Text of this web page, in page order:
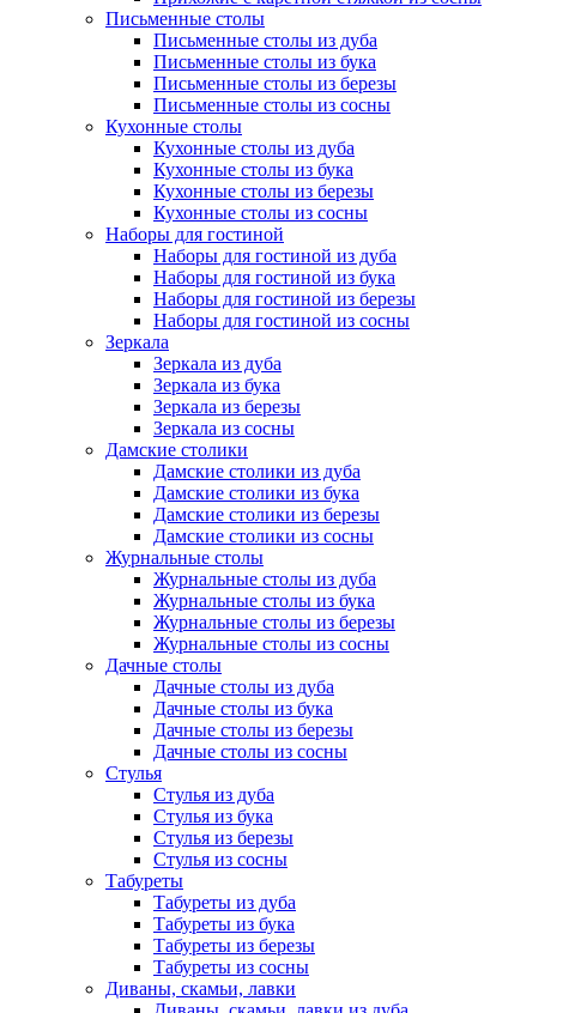
Письменные столы
Письменные столы из дуба
Письменные столы из бука
Письменные столы из березы
Письменные столы из сосны
Кухонные столы
Кухонные столы из дуба
Кухонные столы из бука
Кухонные столы из березы
Кухонные столы из сосны
Наборы для гостиной
Наборы для гостиной из дуба
Наборы для гостиной из бука
Наборы для гостиной из березы
Наборы для гостиной из сосны
Зеркала
Зеркала из дуба
Зеркала из бука
Зеркала из березы
Зеркала из сосны
Дамские столики
Дамские столики из дуба
Дамские столики из бука
Дамские столики из березы
Дамские столики из сосны
Журнальные столы
Журнальные столы из дуба
Журнальные столы из бука
Журнальные столы из березы
Журнальные столы из сосны
Дачные столы
Дачные столы из дуба
Дачные столы из бука
Дачные столы из березы
Дачные столы из сосны
Стулья
Стулья из дуба
Стулья из бука
Стулья из березы
Стулья из сосны
Табуреты
Табуреты из дуба
Табуреты из бука
Табуреты из березы
Табуреты из сосны
Диваны, скамьи, лавки